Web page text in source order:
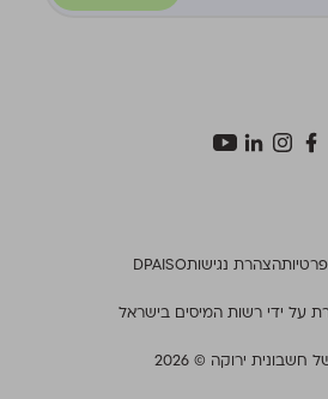
פרטיותהצהרת נגישותISO
DPA
על ידי רשות המיסים בישראל
חשבונית ירוקה © 2026